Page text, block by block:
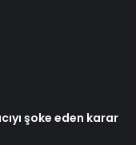
şoke eden karar